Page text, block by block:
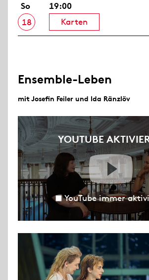
So
18
19:00
Karten
Ensemble-Leben
mit Josefin Feiler und Ida Ränzlöv
YOUTUBE
YouTube immer